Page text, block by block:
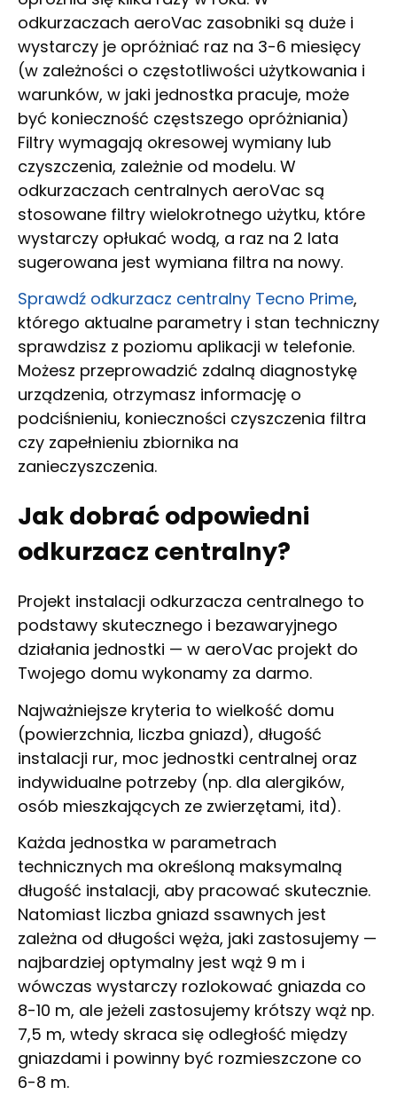
odkurzaczach aeroVac zasobniki są duże i
wystarczy je opróżniać raz na 3-6 miesięcy
(w zależności o częstotliwości użytkowania i
warunków, w jaki jednostka pracuje, może
być konieczność częstszego opróżniania)
Filtry wymagają okresowej wymiany lub
czyszczenia, zależnie od modelu. W
odkurzaczach centralnych aeroVac są
stosowane filtry wielokrotnego użytku, które
wystarczy opłukać wodą, a raz na 2 lata
sugerowana jest wymiana filtra na nowy.
Sprawdź odkurzacz centralny Tecno Prime,
którego aktualne parametry i stan techniczny
sprawdzisz z poziomu aplikacji w telefonie.
Możesz przeprowadzić zdalną diagnostykę
urządzenia, otrzymasz informację o
podciśnieniu, konieczności czyszczenia filtra
czy zapełnieniu zbiornika na
zanieczyszczenia.
Jak dobrać odpowiedni
odkurzacz centralny?
Projekt instalacji odkurzacza centralnego to
podstawy skutecznego i bezawaryjnego
działania jednostki — w aeroVac projekt do
Twojego domu wykonamy za darmo.
Najważniejsze kryteria to wielkość domu
(powierzchnia, liczba gniazd), długość
instalacji rur, moc jednostki centralnej oraz
indywidualne potrzeby (np. dla alergików,
osób mieszkających ze zwierzętami, itd).
Każda jednostka w parametrach
technicznych ma określoną maksymalną
długość instalacji, aby pracować skutecznie.
Natomiast liczba gniazd ssawnych jest
zależna od długości węża, jaki zastosujemy —
najbardziej optymalny jest wąż 9 m i
wówczas wystarczy rozlokować gniazda co
8-10 m, ale jeżeli zastosujemy krótszy wąż np.
7,5 m, wtedy skraca się odległość między
gniazdami i powinny być rozmieszczone co
6-8 m.